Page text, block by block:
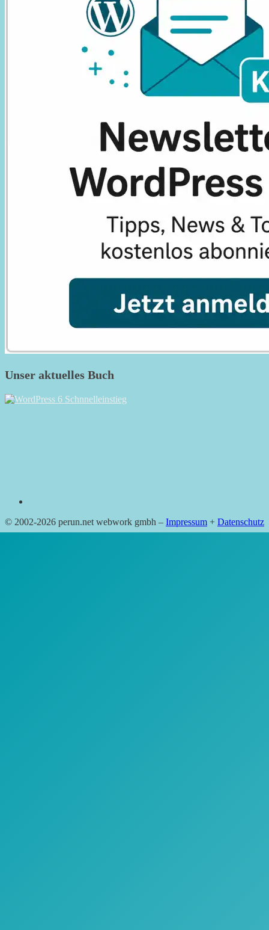
Unser aktuelles Buch
© 2002-2026 perun.net webwork gmbh – Impressum + Datenschutz